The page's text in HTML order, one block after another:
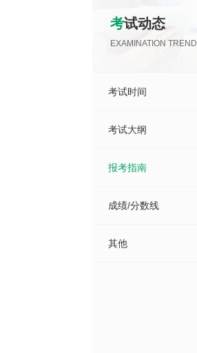
考试动态
EXAMINATION TREND
考试时间
考试大纲
报考指南
成绩/分数线
其他